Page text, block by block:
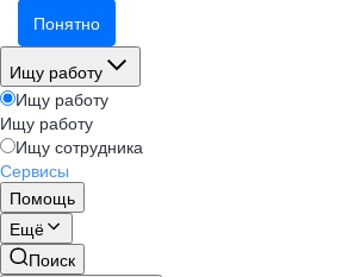
Понятно
Ищу работу
Ищу работу
Ищу работу
Ищу сотрудника
Сервисы
Помощь
Ещё
Поиск